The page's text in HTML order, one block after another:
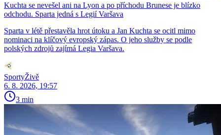
Kuchta se nevešel ani na Lyon a po příchodu Brunese je blízko
odchodu. Sparta jedná s Legií Varšava
Sparta v létě přestavěla hrot útoku a Jan Kuchta se ocitl mimo
nominaci na klíčový evropský zápas. O jeho služby se podle
polských zdrojů zajímá Legia Varšava.
SportyŽivě
6. 8. 2026, 19:57
3 min